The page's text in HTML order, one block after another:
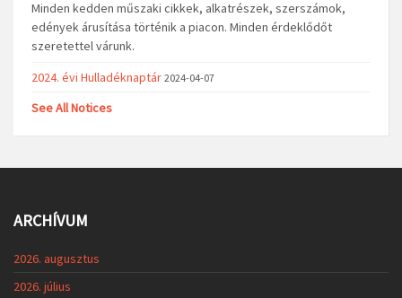
Minden kedden műszaki cikkek, alkatrészek, szerszámok,
edények árusítása történik a piacon. Minden érdeklődőt
szeretettel várunk.
2024. évi Hulladéknaptár 2024-04-07
See All Notices
ARCHÍVUM
2026. augusztus
2026. július